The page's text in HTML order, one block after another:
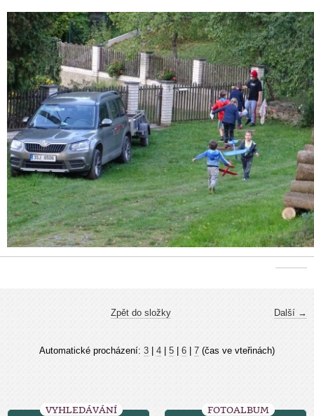
Další →
Zpět do složky
Automatické procházení: 3 4 5 6 7 (čas ve vteřinách)
VYHLEDÁVÁNÍ FOTOALBUM